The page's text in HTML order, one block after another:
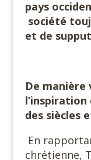
pays
société
et de
De manière
l’inspiration
des siècles
En
chrétienne,